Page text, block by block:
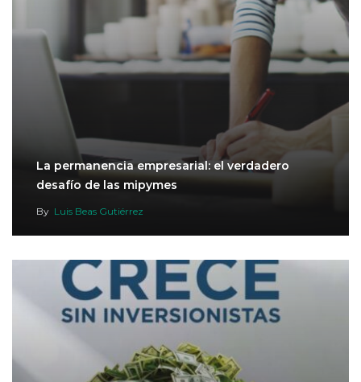
La permanencia empresarial: el verdadero
desafío de las mipymes
By Luis Beas Gutiérrez